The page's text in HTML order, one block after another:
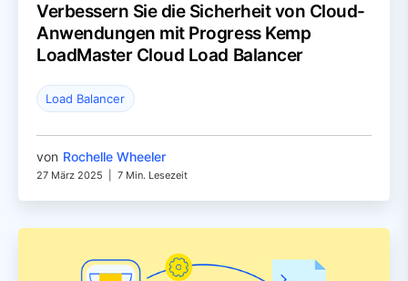
Verbessern Sie die Sicherheit von Cloud-
Anwendungen mit Progress Kemp
LoadMaster Cloud Load Balancer
Load Balancer
von Rochelle Wheeler
27 März 2025 7 Min. Lesezeit